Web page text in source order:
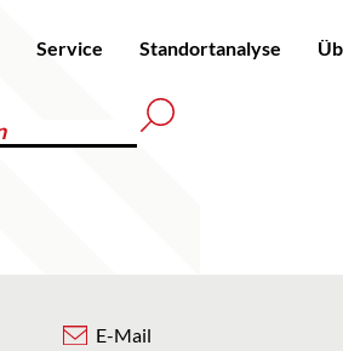
Service Standortanalyse
E-Mail